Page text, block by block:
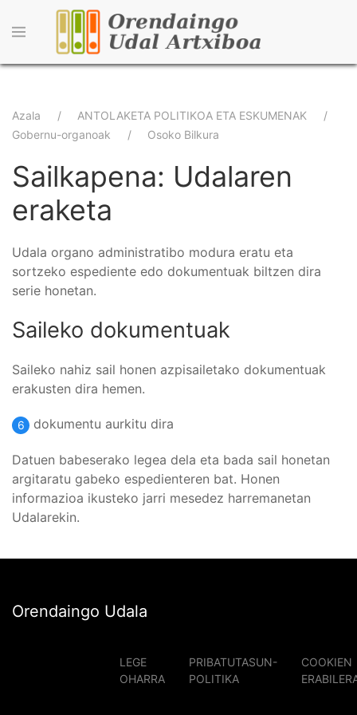
to
content
Breadcrumb
Azala
ANTOLAKETA POLITIKOA ETA ESKUMENAK
Gobernu-organoak
Osoko Bilkura
Sailkapena: Udalaren
eraketa
Udala organo administratibo modura eratu eta
sortzeko espediente edo dokumentuak biltzen dira
serie honetan.
Saileko dokumentuak
Saileko nahiz sail honen azpisailetako dokumentuak
erakusten dira hemen.
6 dokumentu aurkitu dira
Datuen babeserako legea dela eta bada sail honetan
argitaratu gabeko espedienteren bat. Honen
informazioa ikusteko jarri mesedez harremanetan
Udalarekin.
Orendaingo Udala
LEGE
OHARRA
PRIBATUTASUN-
POLITIKA
COOKIEN